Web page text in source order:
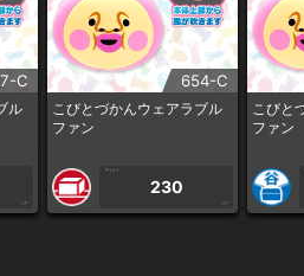
C
ル
CP
654-C
こびとづかんウェアラブル
ファン
1PLAY
230
CP
こびと
ファン